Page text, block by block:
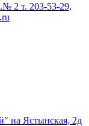
2 т. 203-53-29,
на Ястынская, 2д